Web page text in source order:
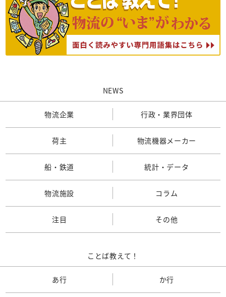
NEWS
物流企業 行政・業界団体
荷主 物流機器メーカー
船・鉄道 統計・データ
物流施設 コラム
注目 その他
ことば教えて！
あ行 か行